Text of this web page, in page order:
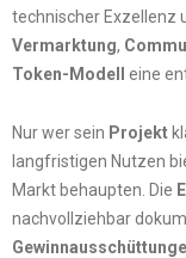
technischer Exzellenz
Vermarktung,
Token-Modell
eine
Nur wer sein Projekt
langfristigen Nutzen
Markt behaupten. Die
nachvollziehbar